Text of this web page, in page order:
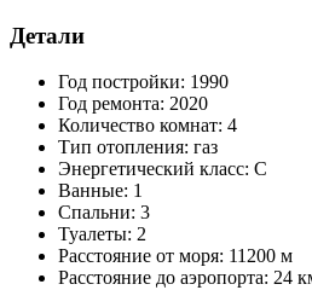
Детали
Год постройки: 1990
Год ремонта: 2020
Количество комнат: 4
Тип отопления: газ
Энергетический класс: C
Ванные: 1
Спальни: 3
Туалеты: 2
Расстояние от моря: 11200 м
Расстояние до аэропорта: 24